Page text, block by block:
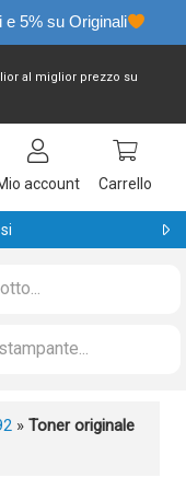
e 5% su Originali
al miglior prezzo su
account Carrello
» Toner originale